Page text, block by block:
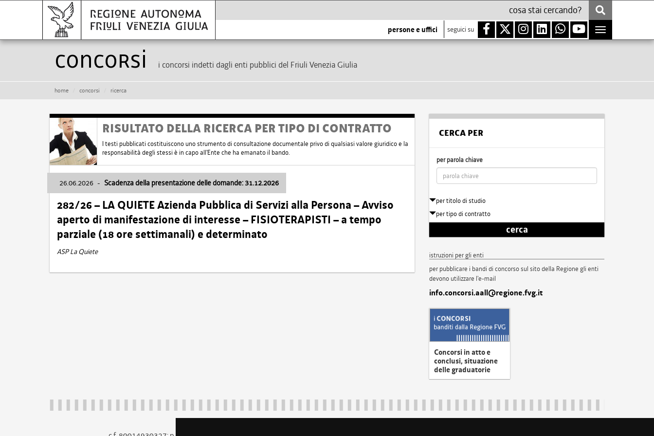
persone e uffici seguici su
Toggle
navigation
Concorsi i concorsi indetti dagli enti pubblici del Friuli Venezia Giulia
home concorsi ricerca
RISULTATO DELLA RICERCA PER TIPO DI CONTRATTO
I testi pubblicati costituiscono uno strumento di consultazione documentale privo di qualsiasi valore giuridico e la
responsabilità degli stessi è in capo all'Ente che ha emanato il bando.
26.06.2026 - Scadenza della presentazione delle domande: 31.12.2026
282/26 – LA QUIETE Azienda Pubblica di Servizi alla Persona – Avviso
aperto di manifestazione di interesse – FISIOTERAPISTI – a tempo
parziale (18 ore settimanali) e determinato
ASP La Quiete
CERCA PER
per parola chiave
per titolo di studio
per tipo di contratto
cerca
istruzioni per gli enti
per pubblicare i bandi di concorso sul sito della Regione gli enti
devono utilizzare l'e-mail
info.concorsi.aall@regione.fvg.it
Concorsi in atto e
conclusi, situazione
delle graduatorie